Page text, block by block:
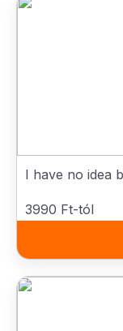
I have no idea
3990 Ft-tól